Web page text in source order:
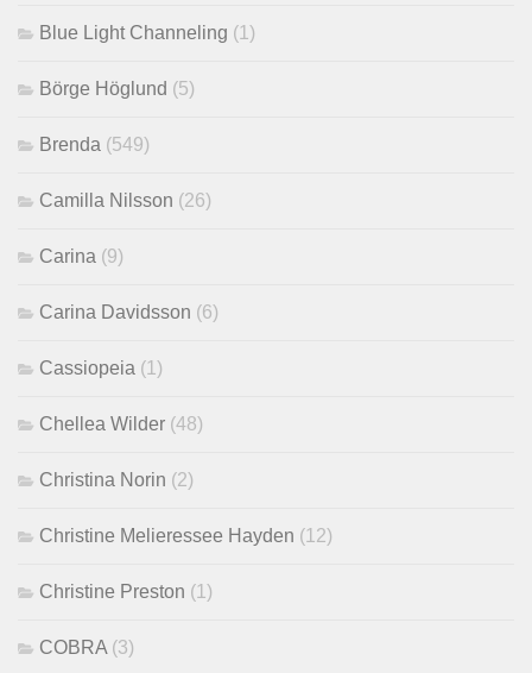
Blue Light Channeling (1)
Börge Höglund (5)
Brenda (549)
Camilla Nilsson (26)
Carina (9)
Carina Davidsson (6)
Cassiopeia (1)
Chellea Wilder (48)
Christina Norin (2)
Christine Melieressee Hayden (12)
Christine Preston (1)
COBRA (3)